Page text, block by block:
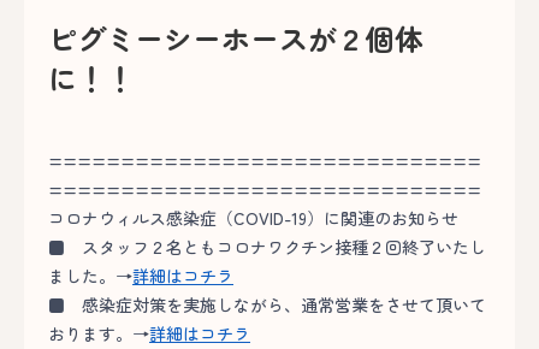
ピグミーシーホースが２個体
に！！
==============================
==============================
コロナウィルス感染症（COVID-19）に関連のお知らせ
■ スタッフ２名ともコロナワクチン接種２回終了いたし
ました。→詳細はコチラ
■ 感染症対策を実施しながら、通常営業をさせて頂いて
おります。→詳細はコチラ